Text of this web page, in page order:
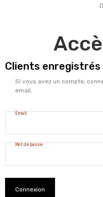
Clients enregistrés
Si vous avez un compte,
email.
Email
Mot de passe
Connexion